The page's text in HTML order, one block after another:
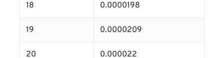
18 0.0000198
19 0.0000209
20 0.000022